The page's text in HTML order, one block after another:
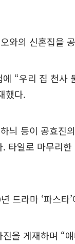
와의 신혼집을
“우리 집 천사
했다.
늬 등이 공효진
타일로 마무리
드라마 ‘파스
을 게재하며 “